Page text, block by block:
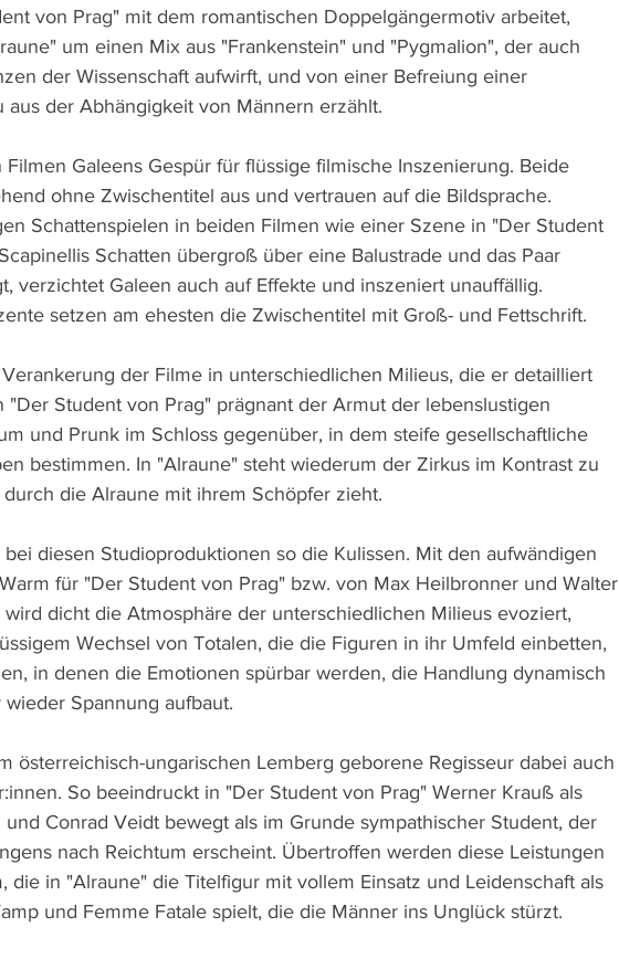
von Prag" mit dem romantischen Doppelgängermotiv arbeitet,
um einen Mix aus "Frankenstein" und "Pygmalion", der auch
der Wissenschaft aufwirft, und von einer Befreiung einer
aus der Abhängigkeit von Männern erzählt.
Galeens Gespür für flüssige filmische Inszenierung. Beide
ohne Zwischentitel aus und vertrauen auf die Bildsprache.
Schattenspielen in beiden Filmen wie einer Szene in "Der Student
Schatten übergroß über eine Balustrade und das Paar
verzichtet Galeen auch auf Effekte und inszeniert unauffällig.
setzen am ehesten die Zwischentitel mit Groß- und Fettschrift.
der Filme in unterschiedlichen Milieus, die er detailliert
"Der Student von Prag" prägnant der Armut der lebenslustigen
und Prunk im Schloss gegenüber, in dem steife gesellschaftliche
bestimmen. In "Alraune" steht wiederum der Zirkus im Kontrast zu
die Alraune mit ihrem Schöpfer zieht.
diesen Studioproduktionen so die Kulissen. Mit den aufwändigen
für "Der Student von Prag" bzw. von Max Heilbronner und Walter
wird dicht die Atmosphäre der unterschiedlichen Milieus evoziert,
Wechsel von Totalen, die die Figuren in ihr Umfeld einbetten,
in denen die Emotionen spürbar werden, die Handlung dynamisch
Spannung aufbaut.
österreichisch-ungarischen Lemberg geborene Regisseur dabei auch
So beeindruckt in "Der Student von Prag" Werner Krauß als
Conrad Veidt bewegt als im Grunde sympathischer Student, der
nach Reichtum erscheint. Übertroffen werden diese Leistungen
die in "Alraune" die Titelfigur mit vollem Einsatz und Leidenschaft als
und Femme Fatale spielt, die die Männer ins Unglück stürzt.